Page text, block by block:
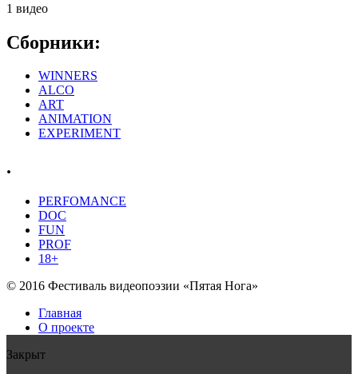
1 видео
Сборники:
WINNERS
ALCO
ART
ANIMATION
EXPERIMENT
.
PERFOMANCE
DOC
FUN
PROF
18+
© 2016 Фестиваль видеопоэзии «Пятая Нога»
Главная
О проекте
Закрыт